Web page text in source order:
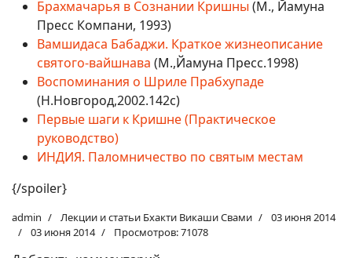
Брахмачарья в Сознании Кришны (М., Йамуна
Пресс Компани, 1993)
Вамшидаса Бабаджи. Краткое жизнеописание
святого-вайшнава (М.,Йамуна Пресс.1998)
Воспоминания о Шриле Прабхупаде
(Н.Новгород,2002.142с)
Первые шаги к Кришне (Практическое
руководство)
ИНДИЯ. Паломничество по святым местам
{/spoiler}
admin Лекции и статьи Бхакти Викаши Свами
03 июня 2014
03 июня 2014
Просмотров: 71078